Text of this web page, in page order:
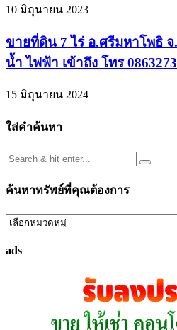
10 มิถุนายน 2023
ขายที่ดิน 7 ไร่ อ.ศรีมหาโพธิ
น้ำ ไฟฟ้า เข้าถึง โทร
15 มิถุนายน 2024
ใส่คำค้นหา
ค้นหาทรัพย์ที่คุณต้องการ
ค้นหา
ที่
ads